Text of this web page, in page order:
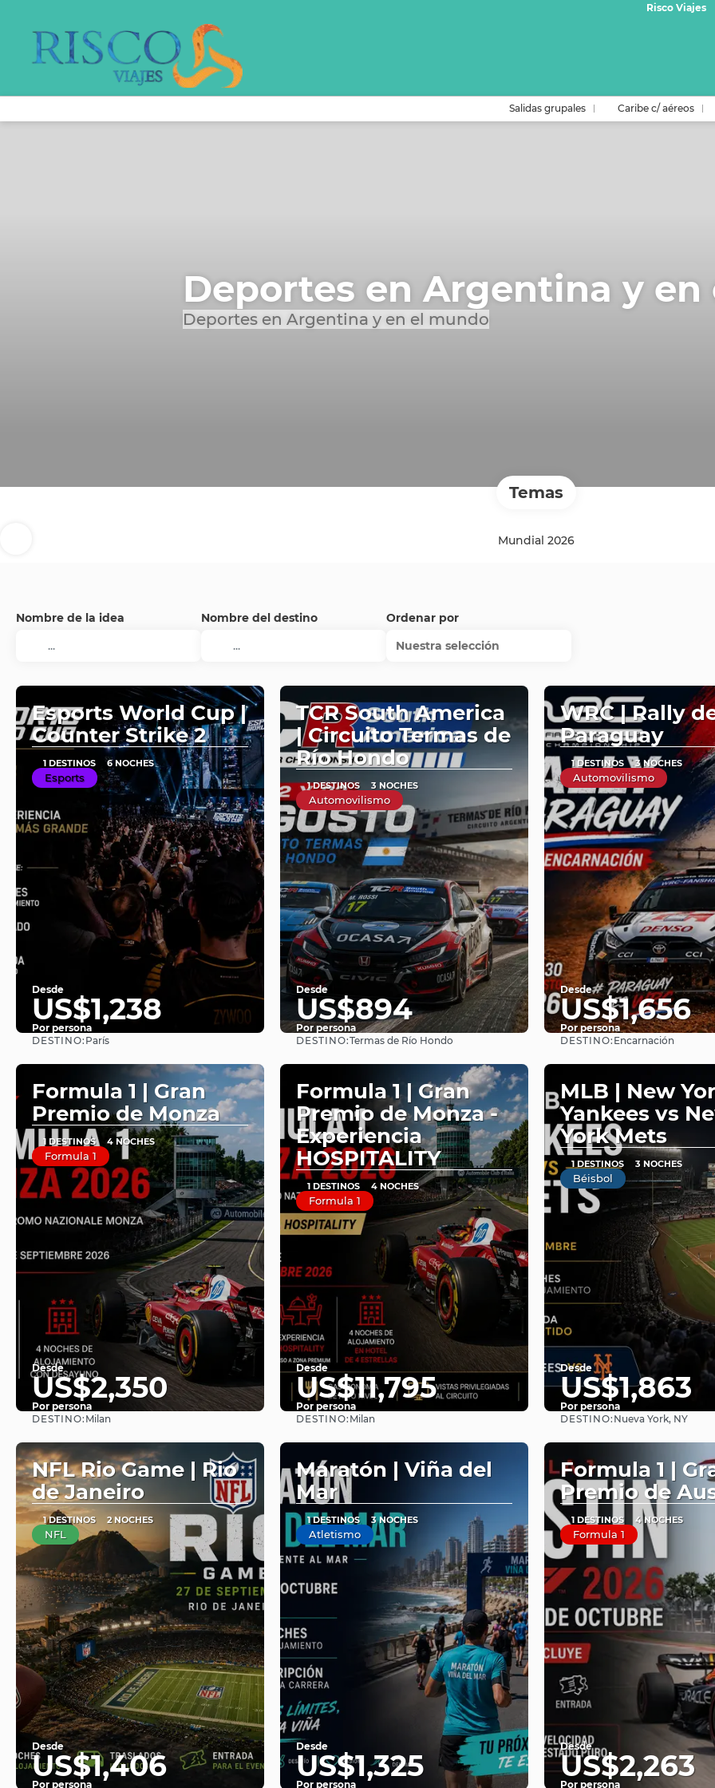
Risco Viajes
Salidas grupales Caribe c/ aéreos
Deportes en Argentina y
Deportes en Argentina y en el mundo
Temas
Mundial 2026
Nombre de la idea Nombre del destino
Ordenar por
Nuestra selección
Esports World Cup |
Counter Strike 2
1 DESTINOS 6 NOCHES
Esports
Desde
US$1,238
Por persona
DESTINO: París
TCR South America
| Circuito Termas de
Río Hondo
1 DESTINOS 3 NOCHES
Automovilismo
Desde
US$894
Por persona
Ver
DESTINO:Termas de Río Hondo
WRC | Rally
Paraguay
1 DESTINOS 3 NOCHES
Automovilismo
Desde
US$1,656
Por persona
Ver
DESTINO: Encarnación
Formula 1 | Gran
Premio de Monza
1 DESTINOS 4 NOCHES
Formula 1
Desde
US$2,350
Por persona
DESTINO: Milan
Formula 1 | Gran
Premio de Monza -
Experiencia
HOSPITALITY
1 DESTINOS 4 NOCHES
Formula 1
Desde
US$11,795
Por persona
DESTINO: Milan
MLB | New
Yankees vs
York Mets
1 DESTINOS 3 NOCHES
Béisbol
Desde
US$1,863
Por persona
Ver
DESTINO: Nueva York, NY
NFL Rio Game | Rio
de Janeiro
1 DESTINOS 2 NOCHES
NFL
Desde
US$1,406
Por persona
Maratón | Viña del
Mar
1 DESTINOS 3 NOCHES
Atletismo
Desde
US$1,325
Por persona
Formula 1 |
Premio de
1 DESTINOS 4 NOCHES
Formula 1
Desde
US$2,263
Por persona